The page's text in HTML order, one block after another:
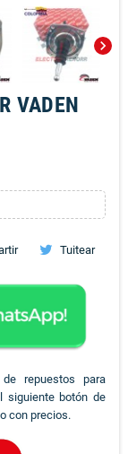
chevron_right
VADEN
Tuitear
repuestos para
siguiente botón de
con precios.